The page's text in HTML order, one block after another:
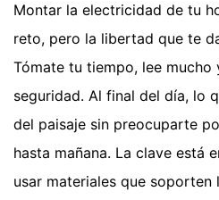
Montar la electricidad de tu
reto, pero la libertad que te
Tómate tu tiempo, lee mucho
seguridad. Al final del día, lo
del paisaje sin preocuparte
hasta mañana. La clave está
usar materiales que soporten